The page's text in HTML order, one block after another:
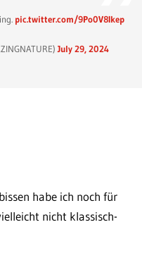
pic.twitter.com/9Po0V8Ikep
July 29, 2024
habe ich noch für
nicht klassisch-